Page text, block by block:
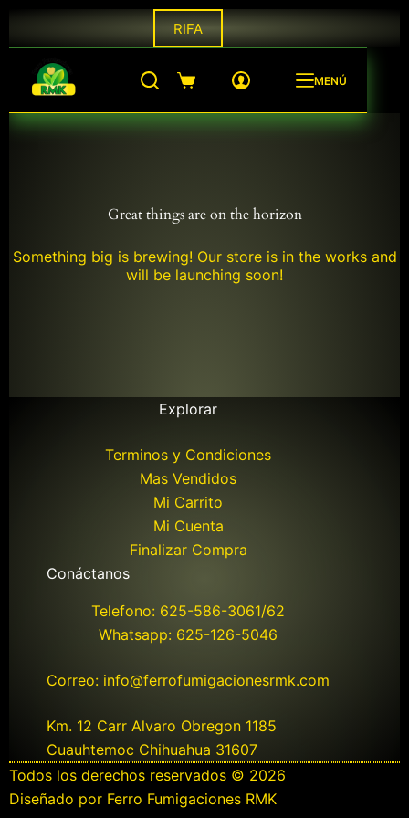
contenido
RIFA
Shopping
MENÚ
Great things are on the horizon
Something big is brewing! Our store is in the works and
will be launching soon!
Explorar
Terminos y Condiciones
Mas Vendidos
Mi Carrito
Mi Cuenta
Finalizar Compra
Conáctanos
Telefono: 625-586-3061/62
Whatsapp: 625-126-5046
Correo: info@ferrofumigacionesrmk.com
Km. 12 Carr Alvaro Obregon 1185
Cuauhtemoc Chihuahua 31607
Todos los derechos reservados © 2026
Diseñado por Ferro Fumigaciones RMK